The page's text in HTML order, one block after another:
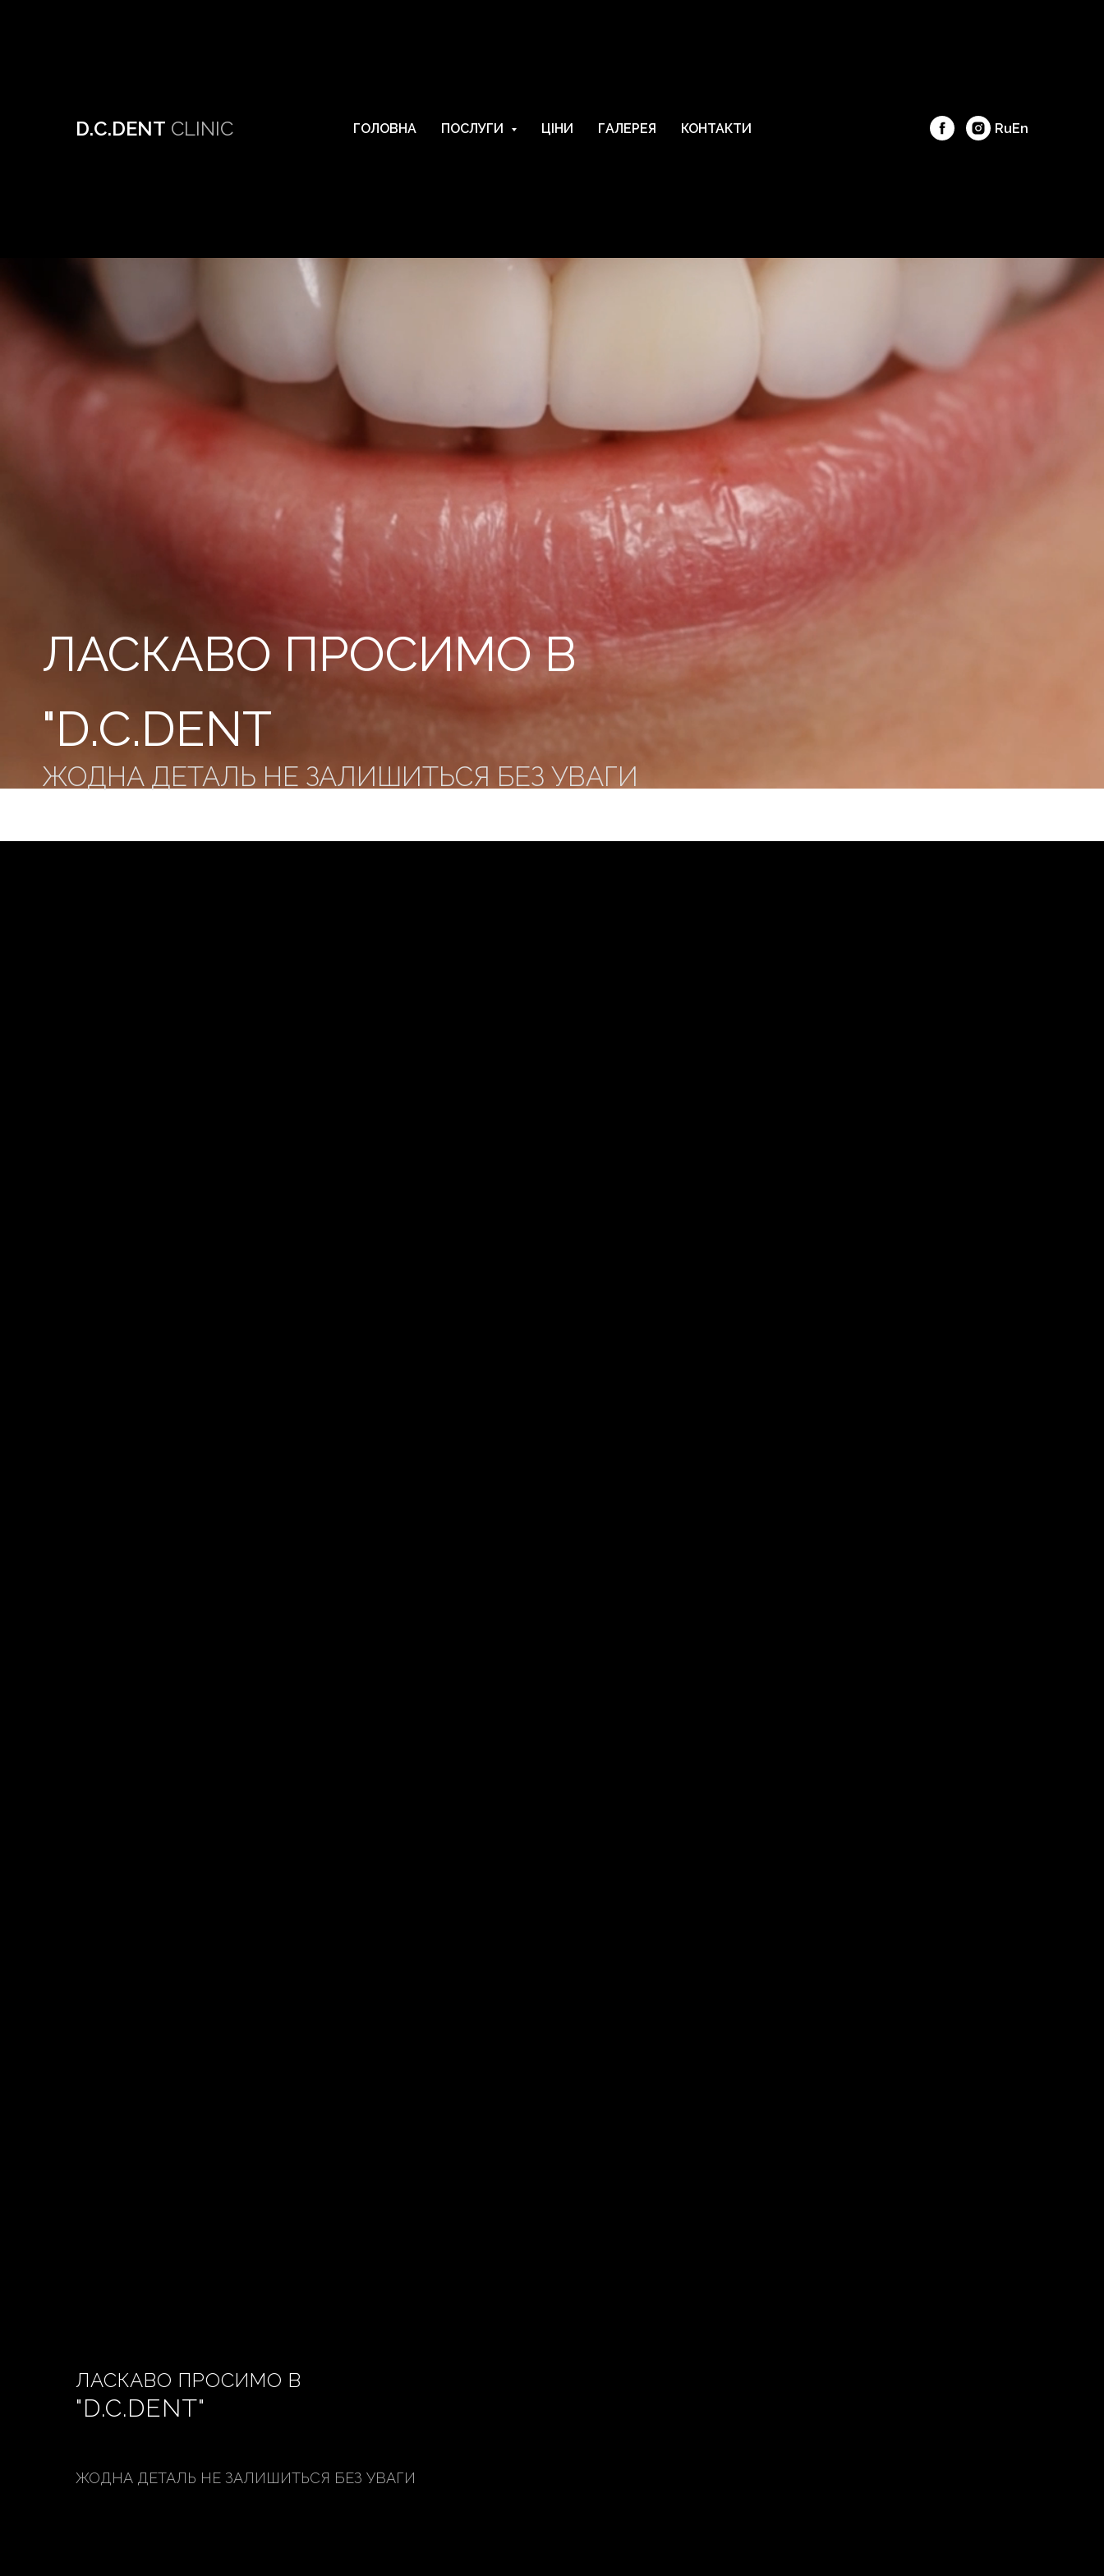
D.C.DENT CLINIC ГОЛОВНА ПОСЛУГИ ЦІНИ ГАЛЕРЕЯ КОНТАКТИ RuEn
ЛАСКАВО ПРОСИМО В
"D.C.DENT
ЖОДНА ДЕТАЛЬ НЕ ЗАЛИШИТЬСЯ БЕЗ УВАГИ
ЛАСКАВО ПРОСИМО В
"D.C.DENT"
ЖОДНА ДЕТАЛЬ НЕ ЗАЛИШИТЬСЯ БЕЗ УВАГИ